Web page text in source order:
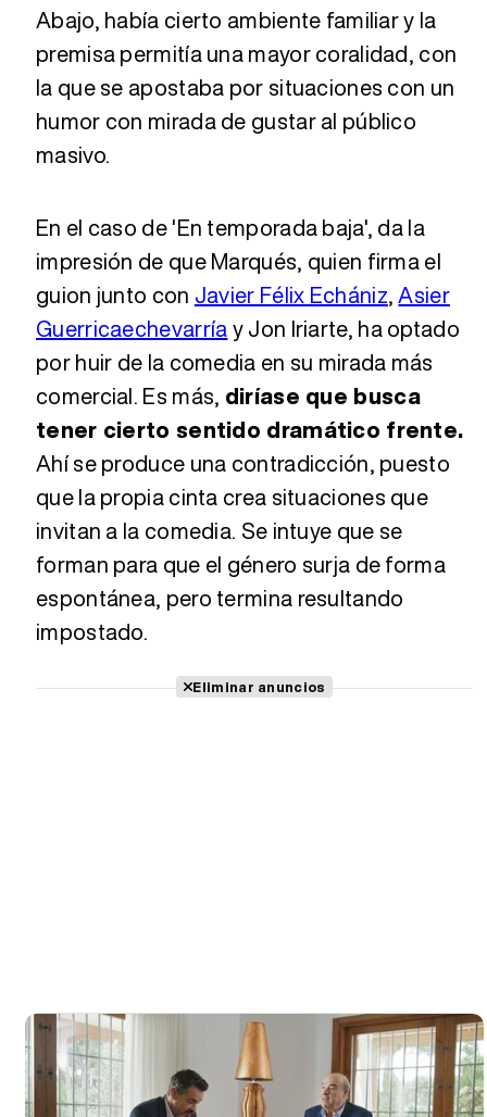
Abajo, había cierto ambiente familiar y la
premisa permitía una mayor coralidad, con
la que se apostaba por situaciones con un
humor con mirada de gustar al público
masivo.
En el caso de 'En temporada baja', da la
impresión de que Marqués, quien firma el
guion junto con Javier Félix Echániz,Asier
Guerricaechevarríay Jon Iriarte, ha optado
por huir de la comedia en su mirada más
comercial. Es más, diríase que busca
tener cierto sentido dramático frente.
Ahí se produce una contradicción, puesto
que la propia cinta crea situaciones que
invitan a la comedia. Se intuye que se
forman para que el género surja de forma
espontánea, pero termina resultando
impostado.
Eliminar anuncios